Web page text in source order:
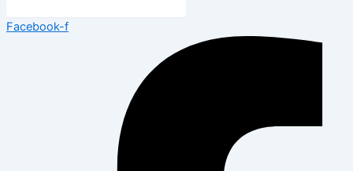
Facebook-f